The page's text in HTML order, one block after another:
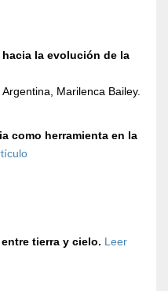
la evolución de la
Marilenca Bailey.
como herramienta en la
tierra y cielo. Leer